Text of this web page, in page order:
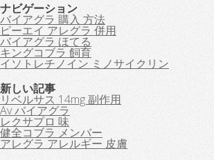
ナビゲーション
バイアグラ 購入 方法
ピーエイ アレグラ 併用
バイアグラ ほてる
キングコブラ 飼育
イソトレチノイン ミノサイクリン
新しい記事
リベルサス 14mg 副作用
Av バイアグラ
レクサプロ 味
健全コブラ メンバー
アレグラ アレルギー 皮膚